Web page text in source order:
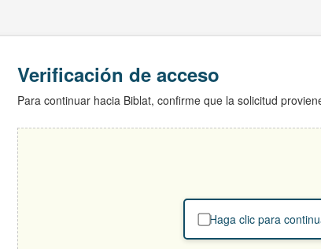
Verificación de acceso
Para continuar hacia Biblat, confirme que la solicitud
Haga clic para